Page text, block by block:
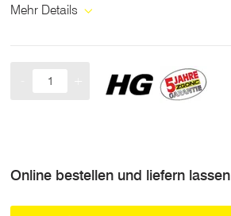
Mehr Details
Online bestellen und liefern lassen